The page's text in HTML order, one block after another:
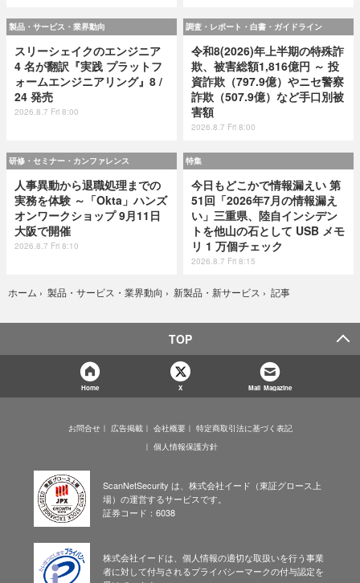
製品・サービス・業界動向
スリーシェイクのエンジニア
4 名が翻訳『実践 プラットフ
ォームエンジニアリング』8 /
24 発売
2026.8.7 Fri 8:00
調査・レポート・白書・ガイドライン
令和8(2026)年上半期の特殊詐
欺、被害総額1,816億円 ～ 投
資詐欺（797.9億）やニセ警察
詐欺（507.9億）など手口別被
害額
2026.8.7 Fri 8:00
研修・セミナー・カンファレンス
人事異動から退職処理までの
実務を体験 ～「Okta」ハンズ
オンワークショップ 9月11日
大阪で開催
2026.8.7 Fri 8:10
特集
今日もどこかで情報漏えい 第
51回「2026年7月の情報漏え
い」三重県、陸自インシデン
トを他山の石として USB メモ
リ 1 万個チェック
2026.8.7 Fri 8:15
ホーム › 製品・サービス・業界動向 › 新製品・新サービス › 記事
TOP
Home X Mail Magazine
お問合せ 広告掲載 会社概要
特定商取引法に基づく表記
個人情報保護方針
ScanNetSecurity は、株式会社イード（東証グロース上
場）の運営するサービスです。
証券コード：6038
株式会社イードは、個人情報の適切な取扱いを行う事業
者に対して付与されるプライバシーマークの付与認定を